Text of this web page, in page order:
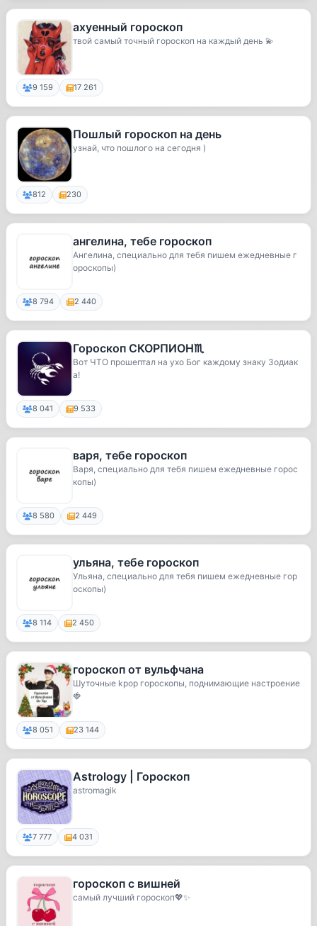
ахуенный гороскоп
твой самый точный гороскоп на каждый день 💫
9 159 17 261
Пошлый гороскоп на день
узнай, что пошлого на сегодня )
812 230
ангелина, тебе гороскоп
Ангелина, специально для тебя пишем ежедневные г
ороскопы)
8 794 2 440
Гороскоп СКОРПИОН♏️
Вот ЧТО прошептал на ухо Бог каждому знаку Зодиак
а!
8 041 9 533
варя, тебе гороскоп
Варя, специально для тебя пишем ежедневные горос
копы)
8 580 2 449
ульяна, тебе гороскоп
Ульяна, специально для тебя пишем ежедневные гор
оскопы)
8 114 2 450
гороскоп от вульфчана
Шуточные kpop гороскопы, поднимающие настроение
🍓
8 051 23 144
Astrology | Гороскоп
astromagik
7 777 4 031
гороскоп с вишней
самый лучший гороскоп💖✨